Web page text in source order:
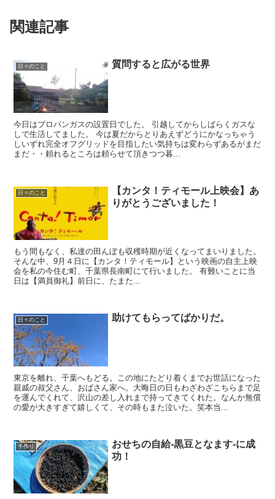
関連記事
日々のこと 質問すると広がる世界
今日はプロパンガスの設置日でした。 引越してからしばらくガスな
しで生活してました。 今は夏だからとりあえずどうにかなっちゃう
しいずれ完全オフグリッドを目指したい気持ちは変わらずあるがまだ
まだ・・頼れるところは頼らせて頂きつつ暮...
日々のこと
【カンタ！ティモール上映会】あ
りがとうございました！
もう間もなく、私達の田んぼも収穫時期が近くなってまいりました。
そんな中、9月４日に【カンタ！ティモール】という映画の自主上映
会を私の今住む町、千葉県長南町にて行いました。 有難いことに当
日は【満員御礼】前日に、たまた...
日々のこと 助けてもらってばかりだ。
東京を離れ、千葉へもどる。この地にたどり着くまでお世話になった
親戚の叔父さん、おばさん家へ。大晦日の日もわざわざこちらまで足
を運んでくれて、沢山の差し入れまで持ってきてくれた。なんか無償
の愛が大きすぎて嬉しくて、その時もまた泣いた。笑本当...
手作り
おせちの自給-黒豆となます-に成
功！